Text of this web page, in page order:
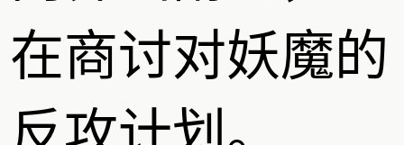
在商讨对妖魔的